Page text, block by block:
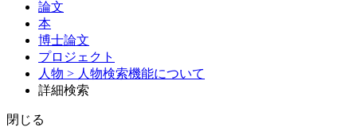
論文
本
博士論文
プロジェクト
人物 > 人物検索機能について
詳細検索
閉じる